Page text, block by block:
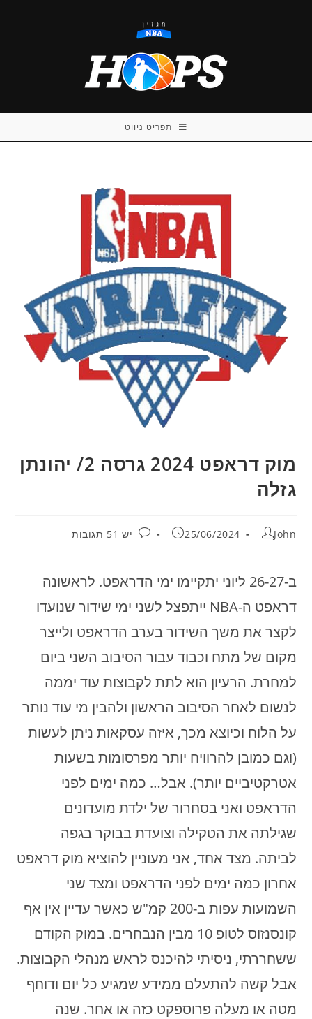
תפריט ניווט
מוק דראפט 2024 גרסה 2/ יהונתן
גזלה
מחבר:
John פורסם:
25/06/2024 תגובות:
יש 51 תגובות
ב-26-27 ליוני יתקיימו ימי הדראפט. לראשונה
דראפט ה-NBA ייתפצל לשני ימי שידור שנועדו
לקצר את משך השידור בערב הדראפט ולייצר
מקום של מתח וכבוד עבור הסיבוב השני ביום
למחרת. הרעיון הוא לתת לקבוצות עוד יממה
לנשום לאחר הסיבוב הראשון ולהבין מי עוד נותר
על הלוח וכיוצא מכך, איזה עסקאות ניתן לעשות
(וגם כמובן להרוויח יותר מפרסומות בשעות
אטרקטיביים יותר). אבל… כמה ימים לפני
הדראפט ואני בסחרור של ילדת מועדונים
שגילתה את הטקילה וצועדת בבוקר בגפה
לביתה. מצד אחד, אני מעוניין להוציא מוק דראפט
אחרון כמה ימים לפני הדראפט ומצד שני
השמועות עפות ב-200 קמ"ש כאשר עדיין אין אף
קונסנזוס לטופ 10 מבין הנבחרים. במוק הקודם
ששחררתי, ניסיתי להיכנס לראש מנהלי הקבוצות.
אבל קשה להתעלם ממידע שמגיע כל יום ודוחף
מטה או מעלה פרוספקט כזה או אחר. שנה